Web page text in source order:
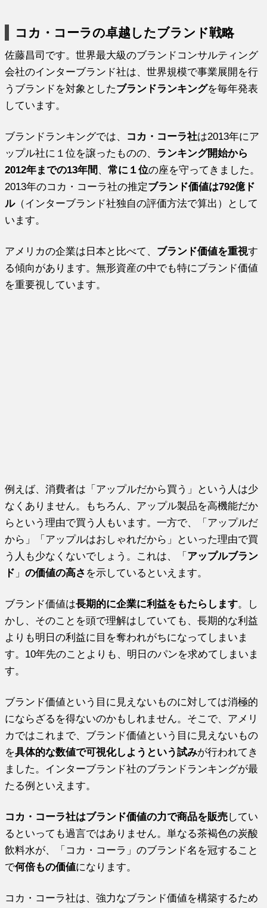
コカ・コーラの卓越したブランド戦略
佐藤昌司です。世界最大級のブランドコンサルティング
会社のインターブランド社は、世界規模で事業展開を行
うブランドを対象としたブランドランキングを毎年発表
しています。
ブランドランキングでは、 コカ・コーラ社は2013年にア
ップル社に１位を譲ったものの、 ランキング開始から
2012年までの13年間 、常に１位の座を守ってきました。
2013年のコカ・コーラ社の推定ブランド価値は792億ド
ル（インターブランド社独自の評価方法で算出）として
います。
アメリカの企業は日本と比べて、 ブランド価値を重視す
る傾向があります。無形資産の中でも特にブランド価値
を重要視しています。
例えば、消費者は「アップルだから買う」という人は少
なくありません。もちろん、アップル製品を高機能だか
らという理由で買う人もいます。一方で、「アップルだ
から」「アップルはおしゃれだから」といった理由で買
う人も少なくないでしょう。これは、「 アップルブラン
ド 」の価値の高さ を示しているといえます。
ブランド価値は長期的に企業に利益をもたらします。し
かし、そのことを頭で理解はしていても、長期的な利益
よりも明日の利益に目を奪われがちになってしまいま
す。10年先のことよりも、明日のパンを求めてしまいま
す。
ブランド価値という目に見えないものに対しては消極的
にならざるを得ないのかもしれません。そこで、アメリ
カではこれまで、ブランド価値という目に見えないもの
を具体的な数値で可視化しようという試みが行われてき
ました。インターブランド社のブランドランキングが最
たる例といえます。
コカ・コーラ社はブランド価値の力で商品を販売してい
るといっても過言ではありません。単なる茶褐色の炭酸
飲料水が、「コカ・コーラ」のブランド名を冠すること
で何倍もの価値になります。
コカ・コーラ社は、強力なブランド価値を構築するため